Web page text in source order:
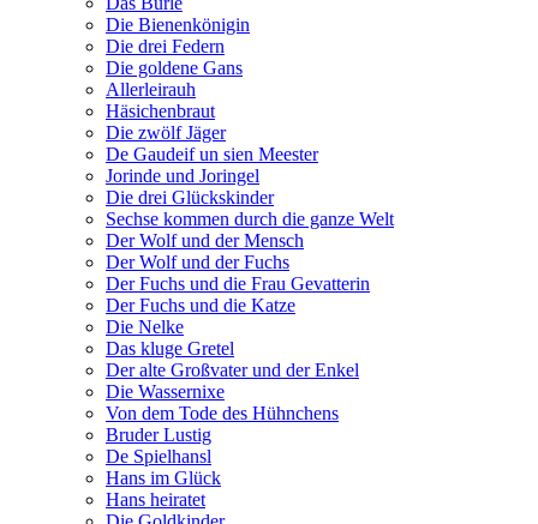
Die Bienenkönigin
Die drei Federn
Die goldene Gans
Allerleirauh
Häsichenbraut
Die zwölf Jäger
De Gaudeif un sien Meester
Jorinde und Joringel
Die drei Glückskinder
Sechse kommen durch die ganze Welt
Der Wolf und der Mensch
Der Wolf und der Fuchs
Der Fuchs und die Frau Gevatterin
Der Fuchs und die Katze
Die Nelke
Das kluge Gretel
Der alte Großvater und der Enkel
Die Wassernixe
Von dem Tode des Hühnchens
Bruder Lustig
De Spielhansl
Hans im Glück
Hans heiratet